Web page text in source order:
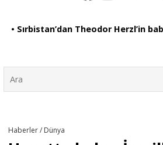
• Sırbistan’dan Theodor Herzl’in
Haberler / Dünya